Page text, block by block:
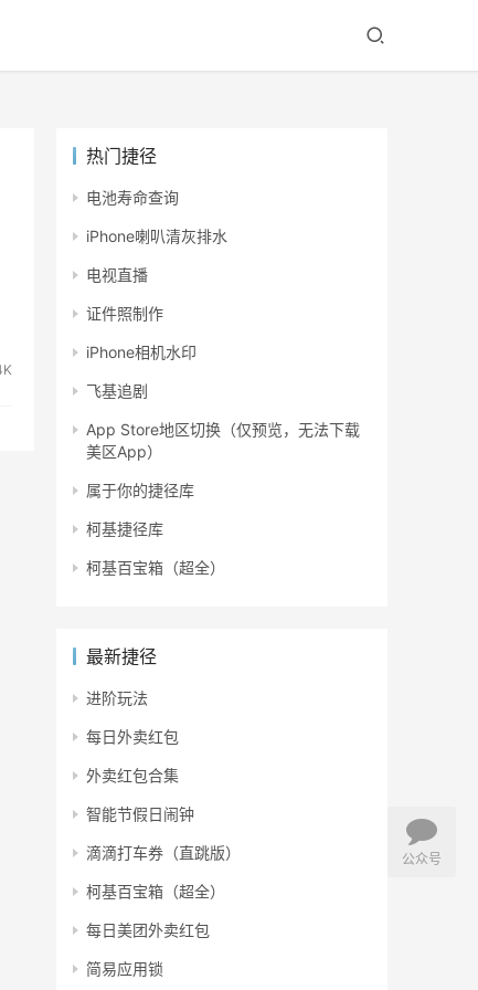
热门捷径
电池寿命查询
iPhone喇叭清灰排水
电视直播
证件照制作
iPhone相机水印
飞基追剧
App Store地区切换（仅预览，无法下载
美区App）
属于你的捷径库
柯基捷径库
柯基百宝箱（超全）
最新捷径
进阶玩法
每日外卖红包
外卖红包合集
智能节假日闹钟
滴滴打车券（直跳版）
柯基百宝箱（超全）
每日美团外卖红包
简易应用锁
公众号